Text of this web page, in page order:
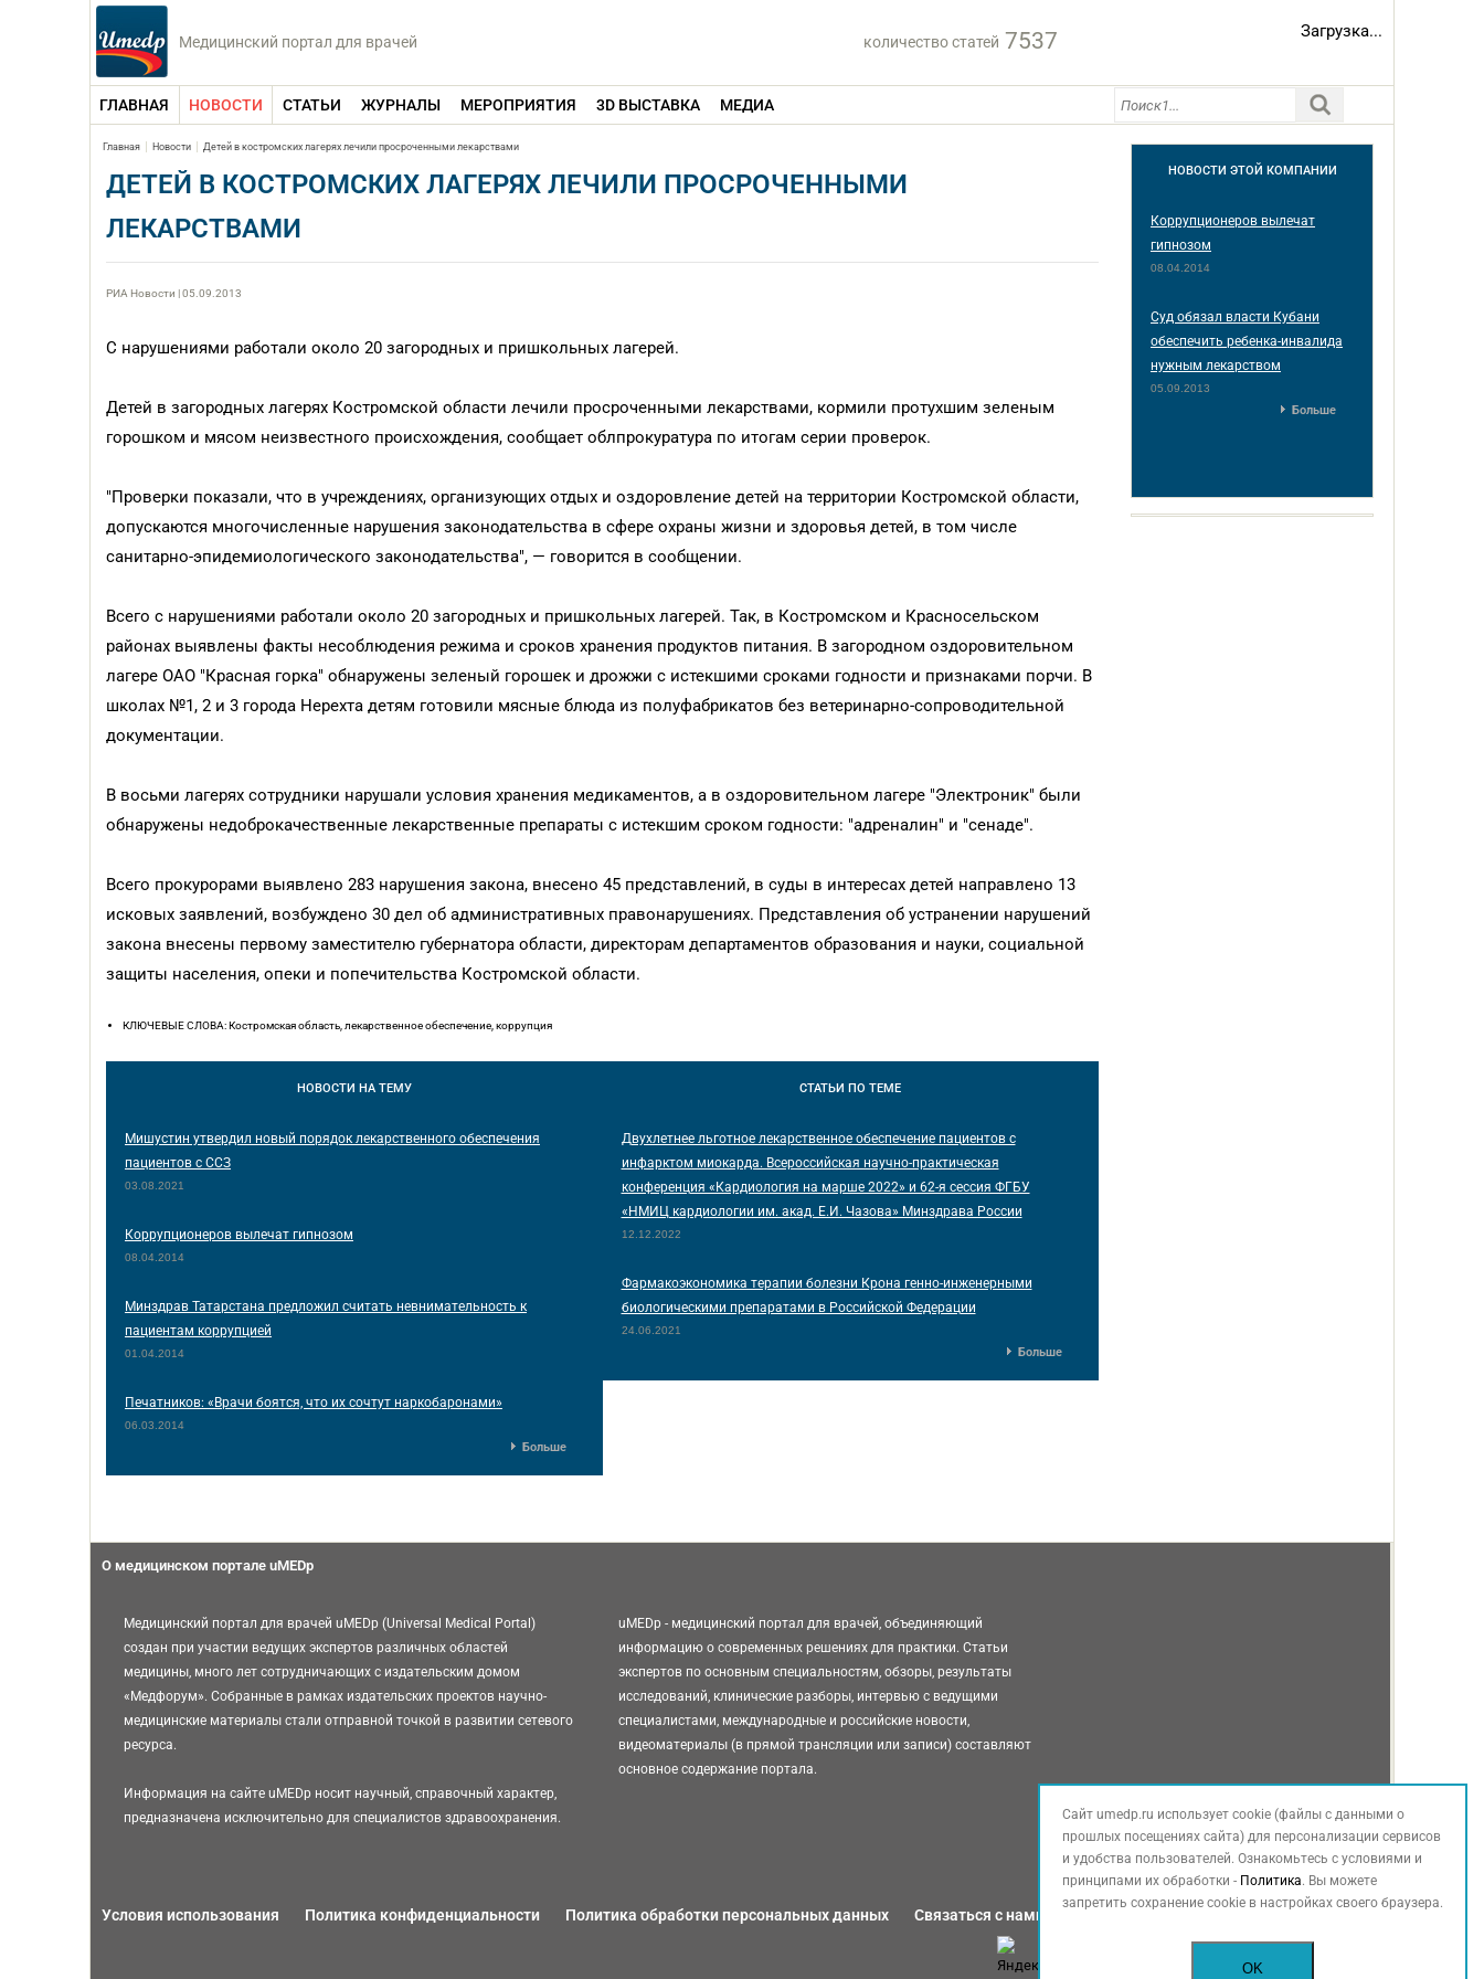
Медицинский портал для врачей количество статей 7537 Загрузка...
ГЛАВНАЯ НОВОСТИ СТАТЬИ ЖУРНАЛЫ МЕРОПРИЯТИЯ 3D ВЫСТАВКА МЕДИА
Главная Новости Детей в костромских лагерях лечили просроченными лекарствами
ДЕТЕЙ В КОСТРОМСКИХ ЛАГЕРЯХ ЛЕЧИЛИ ПРОСРОЧЕННЫМИ
ЛЕКАРСТВАМИ
РИА Новости | 05.09.2013
С нарушениями работали около 20 загородных и пришкольных лагерей.
Детей в загородных лагерях Костромской области лечили просроченными лекарствами, кормили протухшим зеленым
горошком и мясом неизвестного происхождения, сообщает облпрокуратура по итогам серии проверок.
"Проверки показали, что в учреждениях, организующих отдых и оздоровление детей на территории Костромской области,
допускаются многочисленные нарушения законодательства в сфере охраны жизни и здоровья детей, в том числе
санитарно-эпидемиологического законодательства", — говорится в сообщении.
Всего с нарушениями работали около 20 загородных и пришкольных лагерей. Так, в Костромском и Красносельском
районах выявлены факты несоблюдения режима и сроков хранения продуктов питания. В загородном оздоровительном
лагере ОАО "Красная горка" обнаружены зеленый горошек и дрожжи с истекшими сроками годности и признаками порчи. В
школах №1, 2 и 3 города Нерехта детям готовили мясные блюда из полуфабрикатов без ветеринарно-сопроводительной
документации.
В восьми лагерях сотрудники нарушали условия хранения медикаментов, а в оздоровительном лагере "Электроник" были
обнаружены недоброкачественные лекарственные препараты с истекшим сроком годности: "адреналин" и "сенаде".
Всего прокурорами выявлено 283 нарушения закона, внесено 45 представлений, в суды в интересах детей направлено 13
исковых заявлений, возбуждено 30 дел об административных правонарушениях. Представления об устранении нарушений
закона внесены первому заместителю губернатора области, директорам департаментов образования и науки, социальной
защиты населения, опеки и попечительства Костромской области.
КЛЮЧЕВЫЕ СЛОВА: Костромская область, лекарственное обеспечение, коррупция
НОВОСТИ НА ТЕМУ
Мишустин утвердил новый порядок лекарственного обеспечения
пациентов с ССЗ
03.08.2021
Коррупционеров вылечат гипнозом
08.04.2014
Минздрав Татарстана предложил считать невнимательность к
пациентам коррупцией
01.04.2014
Печатников: «Врачи боятся, что их сочтут наркобаронами»
06.03.2014
Больше
СТАТЬИПО ТЕМЕ
Двухлетнее льготное лекарственное обеспечение пациентов с
инфарктом миокарда. Всероссийская научно-практическая
конференция «Кардиология на марше 2022» и 62-я сессия ФГБУ
«НМИЦ кардиологии им. акад. Е.И. Чазова» Минздрава России
12.12.2022
Фармакоэкономика терапии болезни Крона генно-инженерными
биологическими препаратами в Российской Федерации
24.06.2021
Больше
НОВОСТИ ЭТОЙ КОМПАНИИ
Коррупционеров вылечат
гипнозом
08.04.2014
Суд обязал власти Кубани
обеспечить ребенка-инвалида
нужным лекарством
05.09.2013
Больше
О медицинском портале uMEDp
Медицинский портал для врачей uMEDp (Universal Medical Portal)
создан при участии ведущих экспертов различных областей
медицины, много лет сотрудничающих с издательским домом
«Медфорум». Собранные в рамках издательских проектов научно-
медицинские материалы стали отправной точкой в развитии сетевого
ресурса.
Информация на сайте uMEDp носит научный, справочный характер,
предназначена исключительно для специалистов здравоохранения.
uMEDp - медицинский портал для врачей, объединяющий
информацию о современных решениях для практики. Статьи
экспертов по основным специальностям, обзоры, результаты
исследований, клинические разборы, интервью с ведущими
специалистами, международные и российские новости,
видеоматериалы (в прямой трансляции или записи) составляют
основное содержание портала.
Условия использования Политика конфиденциальности Политика обработки персональных данных Связаться с нами
Сайт umedp.ru использует cookie (файлы с данными о
прошлых посещениях сайта) для персонализации сервисов
и удобства пользователей. Ознакомьтесь с условиями и
принципами их обработки - Политика. Вы можете
запретить сохранение cookie в настройках своего браузера.
OK